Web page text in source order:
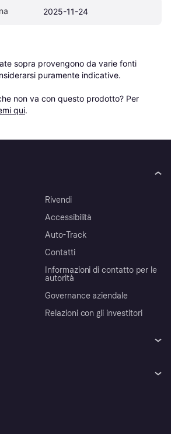
2025-11-24
sopra provengono da varie fonti
puramente indicative.
non va con questo prodotto? Per
qui.
Rivendi
Accessibilità
Auto-Track
Contatti
Informazioni di contatto per le
autorità
Governance aziendale
Relazioni con gli investitori